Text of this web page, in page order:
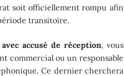
soit officiellement rompu afin
transitoire.
accusé de réception, vous
commercial ou un responsable
Ce dernier cherchera